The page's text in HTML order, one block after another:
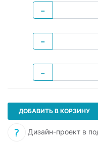
−
−
−
ДОБАВИТЬ В КОРЗИНУ
Дизайн-проект в